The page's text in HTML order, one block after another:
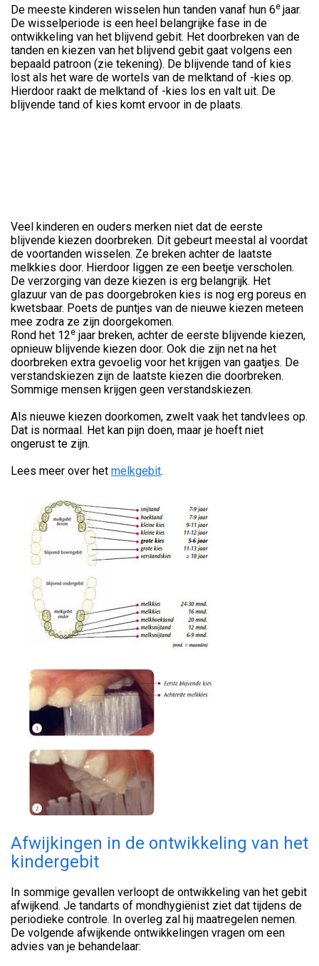
De meeste kinderen wisselen hun tanden vanaf hun 6e jaar.
De wisselperiode is een heel belangrijke fase in de
ontwikkeling van het blijvend gebit. Het doorbreken van de
tanden en kiezen van het blijvend gebit gaat volgens een
bepaald patroon (zie tekening). De blijvende tand of kies
lost als het ware de wortels van de melktand of -kies op.
Hierdoor raakt de melktand of -kies los en valt uit. De
blijvende tand of kies komt ervoor in de plaats.
Veel kinderen en ouders merken niet dat de eerste
blijvende kiezen doorbreken. Dit gebeurt meestal al voordat
de voortanden wisselen. Ze breken achter de laatste
melkkies door. Hierdoor liggen ze een beetje verscholen.
De verzorging van deze kiezen is erg belangrijk. Het
glazuur van de pas doorgebroken kies is nog erg poreus en
kwetsbaar. Poets de puntjes van de nieuwe kiezen meteen
mee zodra ze zijn doorgekomen.
Rond het 12e jaar breken, achter de eerste blijvende kiezen,
opnieuw blijvende kiezen door. Ook die zijn net na het
doorbreken extra gevoelig voor het krijgen van gaatjes. De
verstandskiezen zijn de laatste kiezen die doorbreken.
Sommige mensen krijgen geen verstandskiezen.
Als nieuwe kiezen doorkomen, zwelt vaak het tandvlees op.
Dat is normaal. Het kan pijn doen, maar je hoeft niet
ongerust te zijn.
Lees meer over het melkgebit.
Afwijkingen in de ontwikkeling van het
kindergebit
In sommige gevallen verloopt de ontwikkeling van het gebit
afwijkend. Je tandarts of mondhygiënist ziet dat tijdens de
periodieke controle. In overleg zal hij maatregelen nemen.
De volgende afwijkende ontwikkelingen vragen om een
advies van je behandelaar: